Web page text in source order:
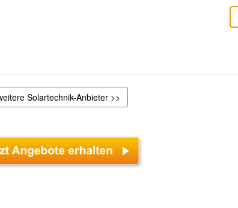
Solartechnik-Anbieter >>